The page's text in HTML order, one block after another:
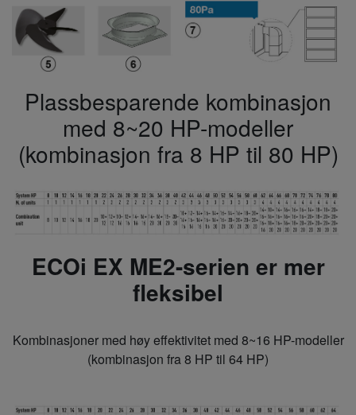
Plassbesparende kombinasjon
med 8~20 HP-modeller
(kombinasjon fra 8 HP til 80 HP)
ECOi EX ME2-serien er mer
fleksibel
Kombinasjoner med høy effektivitet med 8~16 HP-modeller
(kombinasjon fra 8 HP til 64 HP)